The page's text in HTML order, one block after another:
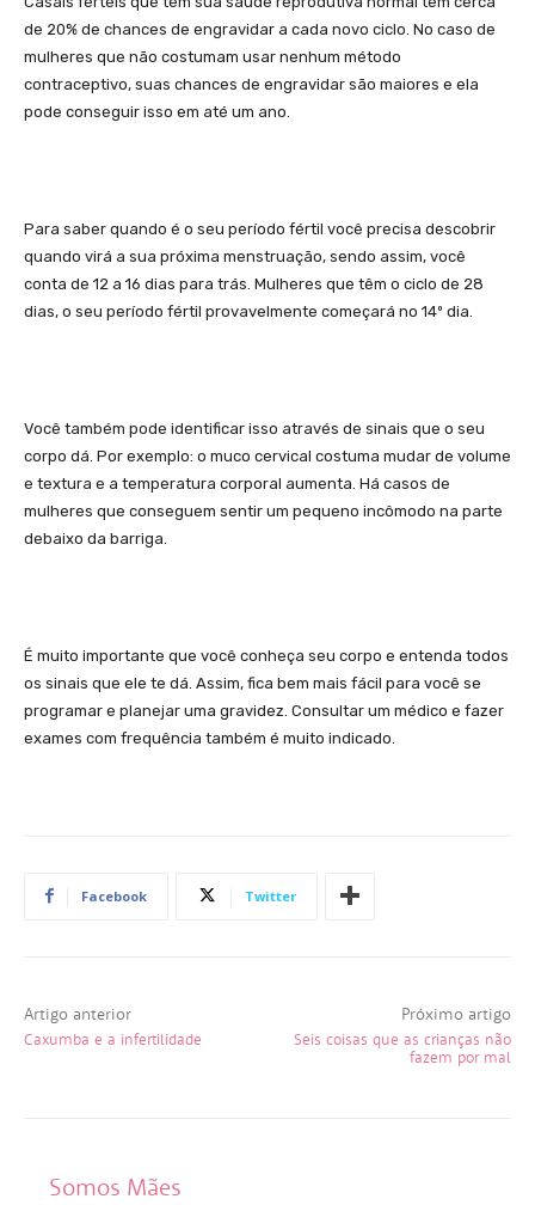
de 20% de chances de engravidar a cada novo ciclo. No caso de
mulheres que não costumam usar nenhum método
contraceptivo, suas chances de engravidar são maiores e ela
pode conseguir isso em até um ano.
Para saber quando é o seu período fértil você precisa descobrir
quando virá a sua próxima menstruação, sendo assim, você
conta de 12 a 16 dias para trás. Mulheres que têm o ciclo de 28
dias, o seu período fértil provavelmente começará no 14º dia.
Você também pode identificar isso através de sinais que o seu
corpo dá. Por exemplo: o muco cervical costuma mudar de volume
e textura e a temperatura corporal aumenta. Há casos de
mulheres que conseguem sentir um pequeno incômodo na parte
debaixo da barriga.
É muito importante que você conheça seu corpo e entenda todos
os sinais que ele te dá. Assim, fica bem mais fácil para você se
programar e planejar uma gravidez. Consultar um médico e fazer
exames com frequência também é muito indicado.
Facebook Twitter
Artigo anterior
Caxumba e a infertilidade
Próximo artigo
Seis coisas que as crianças não
fazem por mal
Somos Mães